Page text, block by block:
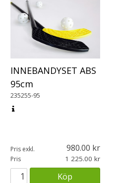
INNEBANDYSET ABS
95cm
235255-95
Pris exkl. 980.00
Pris 1 225.00
Köp